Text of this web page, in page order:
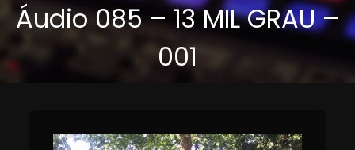
Áudio 085 – 13 MIL GRAU –
001